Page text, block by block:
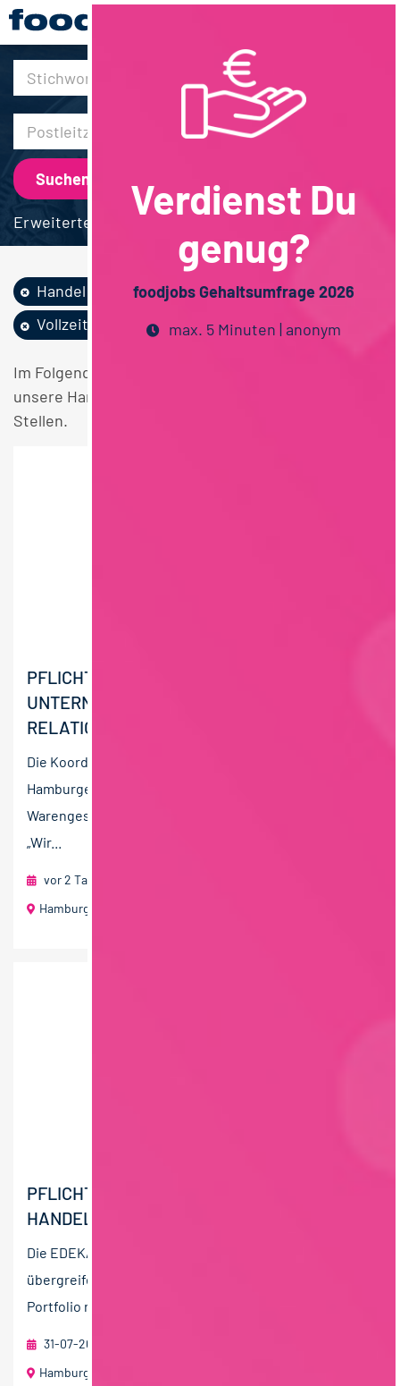
30km
Erweiterte Suche
Handel
Betriebswirtschaft
Vollzeit
Hamburg
Im Folgenden finden Sie einen Überblick über alle
unsere Handel Betriebswirtschaft Vollzeit Hamburg
Stellen.
PFLICHTPRAKTIKUM
UNTERNEHMENSKOMMUNIKATION / PUBLIC
RELATIONS (M/W/D)
Die Koordination der EDEKA-Strategie erfolgt in der
Hamburger EDEKA-Zentrale. Sie steuert das nationale
Warengeschäft ebenso wie die erfolgreiche Kampagne
„Wir...
vor 2 Tagen
Hamburg
PFLICHTPRAKTIKUM REDAKTION EDEKA
HANDELSRUNDSCHAU (M/W/D)
Die EDEKA Media GmbH mit Sitz in Hamburg fördert die
übergreifende Kommunikation im EDEKA-Verbund. Ihr
Portfolio reicht von nützlichen Informationen für die...
31-07-2026
Hamburg
Verdienst Du
genug?
foodjobs Gehaltsumfrage 2026
max. 5 Minuten | anonym